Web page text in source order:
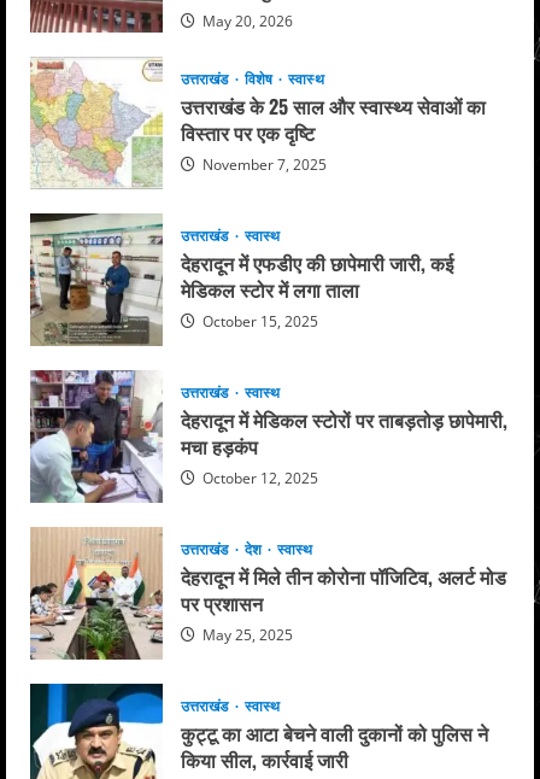
May 20, 2026
उत्तराखंड विशेष स्वास्थ
उत्तराखंड के 25 साल और स्वास्थ्य सेवाओं का
विस्तार पर एक दृष्टि
November 7, 2025
उत्तराखंड स्वास्थ
देहरादून में एफडीए की छापेमारी जारी, कई
मेडिकल स्टोर में लगा ताला
October 15, 2025
उत्तराखंड स्वास्थ
देहरादून में मेडिकल स्टोरों पर ताबड़तोड़ छापेमारी,
मचा हड़कंप
October 12, 2025
उत्तराखंड देश स्वास्थ
देहरादून में मिले तीन कोरोना पॉजिटिव, अलर्ट मोड
पर प्रशासन
May 25, 2025
उत्तराखंड स्वास्थ
कुट्टू का आटा बेचने वाली दुकानों को पुलिस ने
किया सील, कार्रवाई जारी